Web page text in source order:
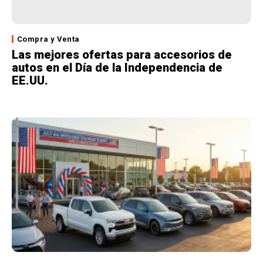
Compra y Venta
Las mejores ofertas para accesorios de
autos en el Día de la Independencia de
EE.UU.